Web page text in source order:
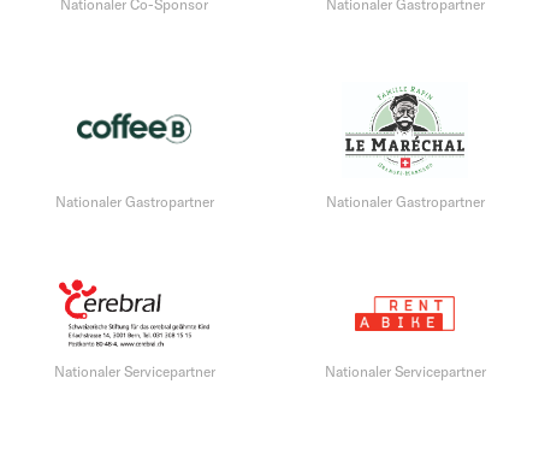
Nationaler Co-Sponsor Nationaler Gastropartner
Nationaler Gastropartner Nationaler Gastropartner
Nationaler Servicepartner Nationaler Servicepartner